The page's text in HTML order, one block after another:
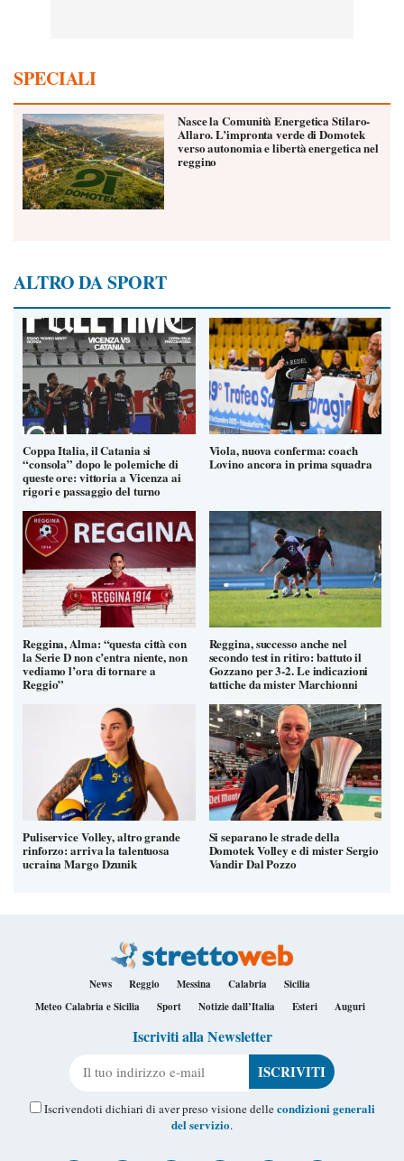
SPECIALI
Nasce la Comunità Energetica Stilaro-
Allaro. L’impronta verde di Domotek
verso autonomia e libertà energetica nel
reggino
ALTRO DA SPORT
Coppa Italia, il Catania si
“consola” dopo le polemiche di
queste ore: vittoria a Vicenza ai
rigori e passaggio del turno
Viola, nuova conferma: coach
Lovino ancora in prima squadra
Reggina, Alma: “questa città con
la Serie D non c’entra niente, non
vediamo l’ora di tornare a
Reggio”
Reggina, successo anche nel
secondo test in ritiro: battuto il
Gozzano per 3-2. Le indicazioni
tattiche da mister Marchionni
Puliservice Volley, altro grande
rinforzo: arriva la talentuosa
ucraina Margo Dzunik
Si separano le strade della
Domotek Volley e di mister Sergio
Vandir Dal Pozzo
News Reggio Messina Calabria
Sicilia
Meteo Calabria e Sicilia
Sport Notizie dall’Italia Esteri Auguri
Iscriviti alla Newsletter
Iscrivendoti dichiari di aver preso visione dellecondizioni generali
del servizio.